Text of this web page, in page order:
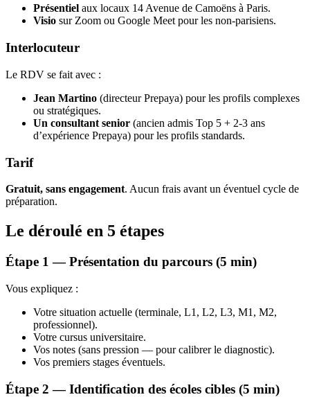
Présentiel aux locaux 14 Avenue de Camoëns à Paris.
Visio sur Zoom ou Google Meet pour les non-parisiens.
Interlocuteur
Le RDV se fait avec :
Jean Martino (directeur Prepaya) pour les profils complexes
ou stratégiques.
Un consultant senior (ancien admis Top 5 + 2-3 ans
d’expérience Prepaya) pour les profils standards.
Tarif
Gratuit, sans engagement. Aucun frais avant un éventuel cycle de
préparation.
Le déroulé en 5 étapes
Étape 1 — Présentation du parcours (5 min)
Vous expliquez :
Votre situation actuelle (terminale, L1, L2, L3, M1, M2,
professionnel).
Votre cursus universitaire.
Vos notes (sans pression — pour calibrer le diagnostic).
Vos premiers stages éventuels.
Étape 2 — Identification des écoles cibles (5 min)